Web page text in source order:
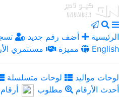
الرئيسية أضف رقم جديد
مميزة
مستثمري English
لوحات مواليد لوحات متسلسلة
أحدث الأرقام
مطلوب